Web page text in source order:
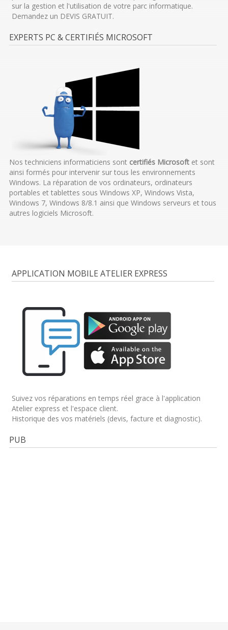
sur la gestion et l'utilisation de votre parc informatique.
Demandez un DEVIS GRATUIT.
EXPERTS PC & CERTIFIÉS MICROSOFT
Nos techniciens informaticiens sont certifiés Microsoftet sont
ainsi formés pour intervenir sur tous les environnements
Windows. La réparation de vos ordinateurs, ordinateurs
portables et tablettes sous Windows XP, Windows Vista,
Windows 7, Windows 8/8.1 ainsi que Windows serveurs et tous
autres logiciels Microsoft.
APPLICATION MOBILE ATELIER EXPRESS
Suivez vos réparations en temps réel grace à l'application
Atelier express et l'espace client.
Historique des vos matériels (devis, facture et diagnostic).
PUB